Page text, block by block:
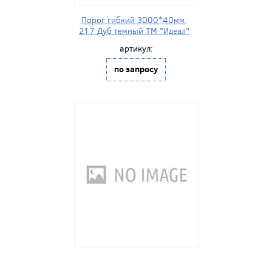
Порог гибкий 3000*40мм,
217 Дуб темный ТМ "Идеал"
артикул:
по запросу